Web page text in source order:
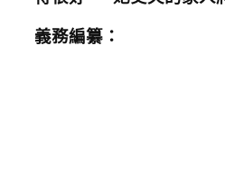
義務編纂：